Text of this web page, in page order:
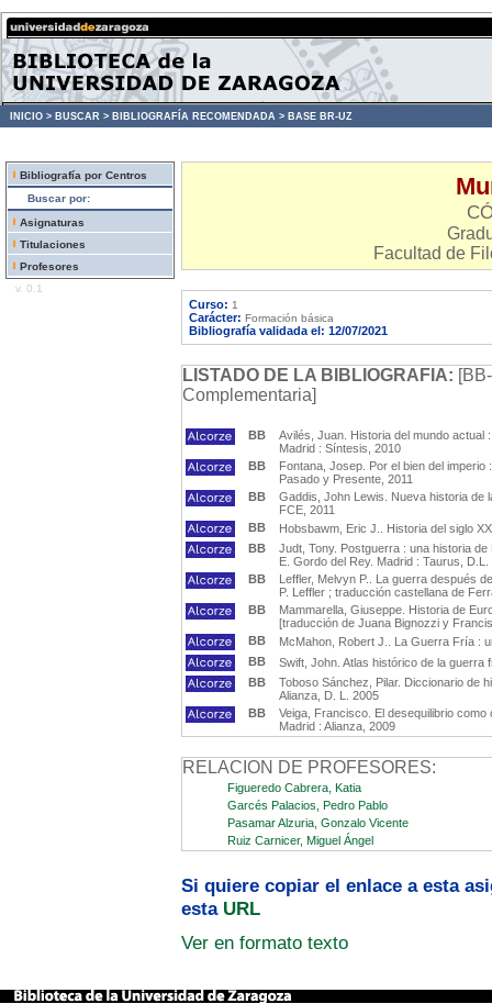
INICIO > BUSCAR > BIBLIOGRAFÍA RECOMENDADA > BASE BR-UZ
Bibliografía por Centros
Buscar por:
Asignaturas
Titulaciones
Profesores
v. 0.1
Facultad de
Curso: 1
Carácter: Formación básica
Bibliografía validada el: 12/07/2021
LISTADO DE LA BIBLIOGRAFIA:
Complementaria]
BB
Avilés, Juan. Historia del mundo actual
Madrid : Síntesis, 2010
BB
Fontana, Josep. Por el bien del
Pasado y Presente, 2011
BB
Gaddis, John Lewis. Nueva historia de
FCE, 2011
BB
Hobsbawm, Eric J.. Historia del siglo
BB
Judt, Tony. Postguerra : una historia
E. Gordo del Rey. Madrid : Taurus, D.L.
BB
Leffler, Melvyn P.. La guerra después
P. Leffler ; traducción castellana de
BB
Mammarella, Giuseppe. Historia de
[traducción de Juana Bignozzi y
BB
McMahon, Robert J.. La Guerra Fría :
BB
Swift, John. Atlas histórico de la guerra
BB
Toboso Sánchez, Pilar. Diccionario de
Alianza, D. L. 2005
BB
Veiga, Francisco. El desequilibrio
Madrid : Alianza, 2009
RELACION DE PROFESORES:
Figueredo Cabrera, Katia
Garcés Palacios, Pedro Pablo
Pasamar Alzuria, Gonzalo Vicente
Ruiz Carnicer, Miguel Ángel
Si quiere copiar el enlace a esta
esta URL
Ver en formato texto